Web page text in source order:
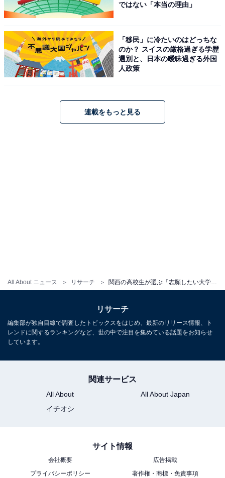
All About ニュース リサーチ
【おすすめ記事】
・
関西の高校生が選ぶ「志願したい大学（理系）」ランキ
ング！ 3位「大阪市立大学」、2位「神戸大学」、1位
は？
関西の高校生が「志願したい大学（文系）」ランキン
グ！ 3位「同志社大学」、2位「関西学院大学」、1位は2
1 2 6
ではない「本当の理由」
「移民」に冷たいのはどっちな
のか？ スイスの厳格過ぎる学歴
選別と、日本の曖昧過ぎる外国
人政策
連載をもっと見る
リサーチ
編集部が独自目線で調査したトピックスをはじめ、最新のリリース情報、ト
レンドに関するランキングなど、世の中で注目を集めている話題をお知らせ
しています。
関連サービス
All About
All About Japan
イチオシ
サイト情報
会社概要
広告掲載
プライバシーポリシー
著作権・商標・免責事項